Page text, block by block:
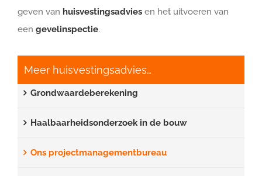
geven van huisvestingsadvies en het uitvoeren van
een gevelinspectie.
Meer huisvestingsadvies…
Grondwaardeberekening
Haalbaarheidsonderzoek in de bouw
Ons projectmanagementbureau